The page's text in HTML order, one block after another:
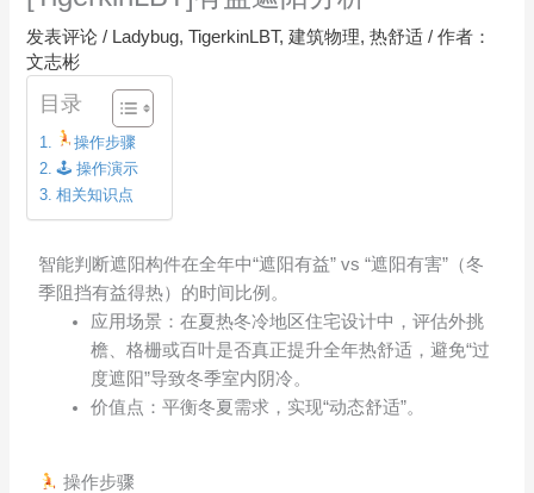
发表评论 / Ladybug,TigerkinLBT,建筑物理,热舒适 / 作者：
文志彬
目录
操作步骤
🕹 操作演示
相关知识点
智能判断遮阳构件在全年中“遮阳有益” vs “遮阳有害”（冬
季阻挡有益得热）的时间比例。
应用场景：在夏热冬冷地区住宅设计中，评估外挑
檐、格栅或百叶是否真正提升全年热舒适，避免“过
度遮阳”导致冬季室内阴冷。
价值点：平衡冬夏需求，实现“动态舒适”。
操作步骤